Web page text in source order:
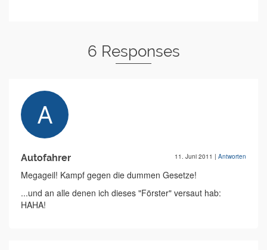
6 Responses
Autofahrer 11. Juni 2011 | Antworten
Megageil! Kampf gegen die dummen Gesetze!
...und an alle denen ich dieses "Förster" versaut hab:
HAHA!